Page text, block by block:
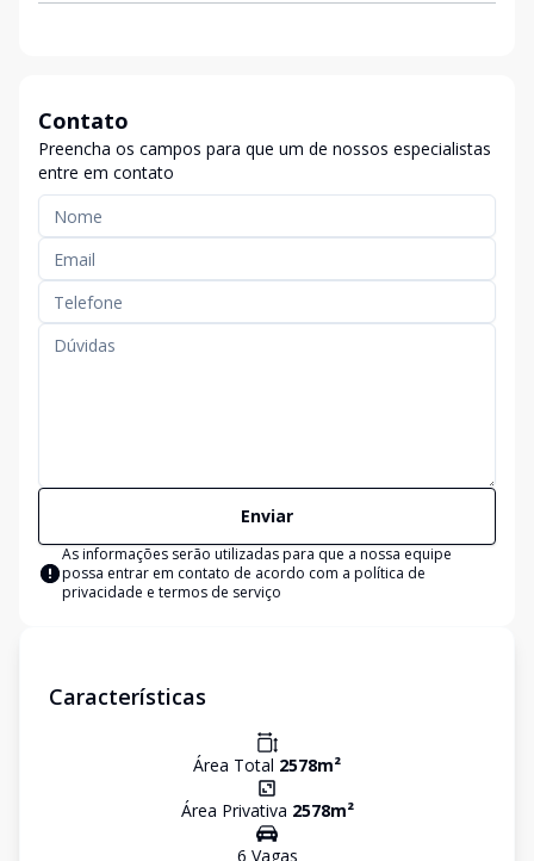
Contato
Preencha os campos para que um de nossos especialistas
entre em contato
Enviar
As informações serão utilizadas para que a nossa equipe
possa entrar em contato de acordo com a política de
privacidade e termos de serviço
Características
Área Total 2578m²
Área Privativa 2578m²
6 Vagas